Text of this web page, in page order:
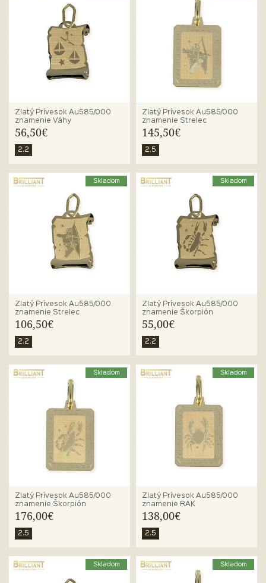
Zlatý Prívesok Au585/000
znamenie Váhy
56,50€
2.2
Zlatý Prívesok Au585/000
znamenie Strelec
145,50€
2.5
Skladom
Zlatý Prívesok Au585/000
znamenie Strelec
106,50€
2.2
Skladom
Zlatý Prívesok Au585/000
znamenie Škorpión
55,00€
2.2
Skladom
Zlatý Prívesok Au585/000
znamenie Škorpión
176,00€
2.5
Skladom
Zlatý Prívesok Au585/000
znamenie RAK
138,00€
2.5
Skladom Skladom